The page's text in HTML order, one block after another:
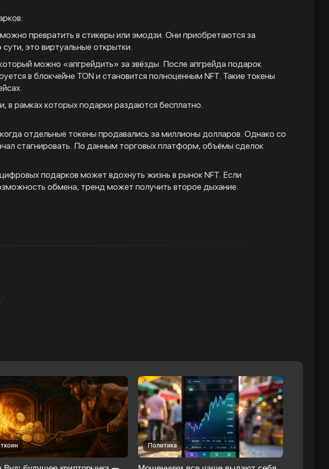
превратить в стикеры или эмодзи. Они приобретаются за
это виртуальные открытки.
можно «апгрейдить» за звёзды. После апгрейда подарок
в блокчейне TON и становится полноценным NFT. Такие токены
в рамках которых подарки раздаются бесплатно.
отдельные токены продавались за миллионы долларов. Однако со
стагнировать. По данным торговых платформ, объёмы сделок
подарков может вдохнуть жизнь в рынок NFT. Если
обмена, тренд может получить второе дыхание.
Политика